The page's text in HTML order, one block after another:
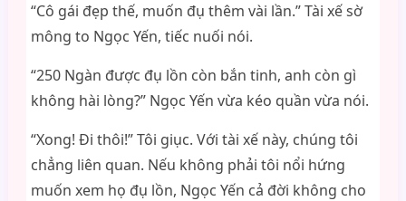
“Cô gái đẹp thế, muốn đụ thêm vài lần.” Tài xế sờ
mông to Ngọc Yến, tiếc nuối nói.
“250 Ngàn được đụ lồn còn bắn tinh, anh còn gì
không hài lòng?” Ngọc Yến vừa kéo quần vừa nói.
“Xong! Đi thôi!” Tôi giục. Với tài xế này, chúng tôi
chẳng liên quan. Nếu không phải tôi nổi hứng
muốn xem họ đụ lồn, Ngọc Yến cả đời không cho